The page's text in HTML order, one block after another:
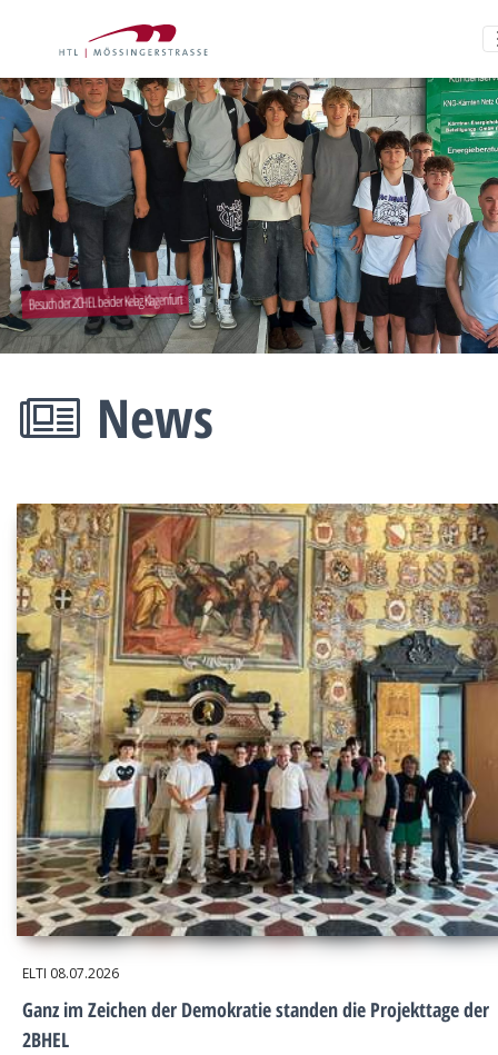
Besuch der 2CHEL bei der Kelag Klagenfurt
News
ELTI 08.07.2026
Ganz im Zeichen der Demokratie standen die Projekttage der
2BHEL